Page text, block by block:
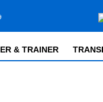
& TRAINER